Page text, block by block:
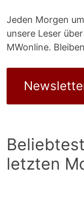
Jeden Morgen
unsere Leser
MWonline.
letzten